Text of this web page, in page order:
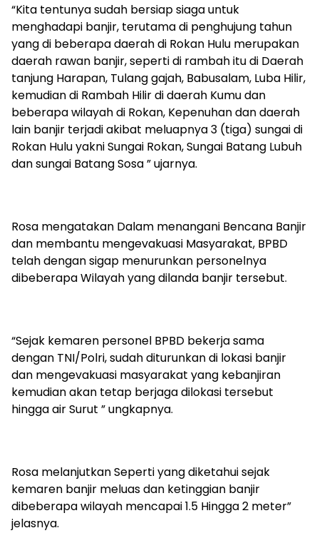
“Kita tentunya sudah bersiap siaga untuk
menghadapi banjir, terutama di penghujung tahun
yang di beberapa daerah di Rokan Hulu merupakan
daerah rawan banjir, seperti di rambah itu di Daerah
tanjung Harapan, Tulang gajah, Babusalam, Luba Hilir,
kemudian di Rambah Hilir di daerah Kumu dan
beberapa wilayah di Rokan, Kepenuhan dan daerah
lain banjir terjadi akibat meluapnya 3 (tiga) sungai di
Rokan Hulu yakni Sungai Rokan, Sungai Batang Lubuh
dan sungai Batang Sosa ” ujarnya.
Rosa mengatakan Dalam menangani Bencana Banjir
dan membantu mengevakuasi Masyarakat, BPBD
telah dengan sigap menurunkan personelnya
dibeberapa Wilayah yang dilanda banjir tersebut.
“Sejak kemaren personel BPBD bekerja sama
dengan TNI/Polri, sudah diturunkan di lokasi banjir
dan mengevakuasi masyarakat yang kebanjiran
kemudian akan tetap berjaga dilokasi tersebut
hingga air Surut ” ungkapnya.
Rosa melanjutkan Seperti yang diketahui sejak
kemaren banjir meluas dan ketinggian banjir
dibeberapa wilayah mencapai 1.5 Hingga 2 meter”
jelasnya.